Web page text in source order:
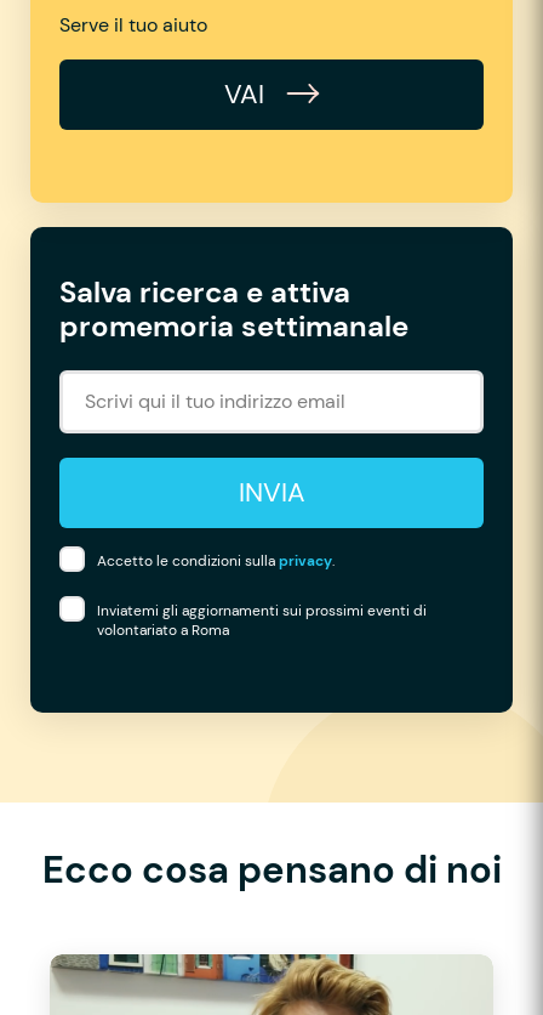
Serve il tuo aiuto
VAI
Salva ricerca e attiva
promemoria settimanale
INVIA
Accetto le condizioni sullaprivacy.
Inviatemi gli aggiornamenti sui prossimi eventi di
volontariato a Roma
Ecco cosa pensano di noi